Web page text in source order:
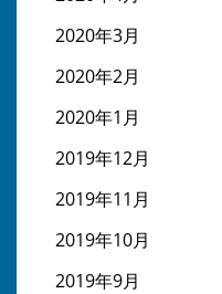
2020年3月
2020年2月
2020年1月
2019年12月
2019年11月
2019年10月
2019年9月